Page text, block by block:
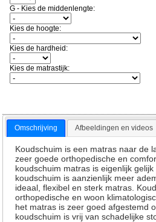
G - Kies de middenlengte:
Kies de hoogte:
Kies de hardheid:
Kies de matrastijk:
Omschrijving Afbeeldingen en videos
Koudschuim is een matras naar de
zeer goede orthopedische en
koudschuim matras is eigenlijk
koudschuim is aanzienlijk meer
ideaal, flexibel en sterk matras.
orthopedische en woon
het matras is zeer goed afgestemd
koudschuim is vrij van schadelijke